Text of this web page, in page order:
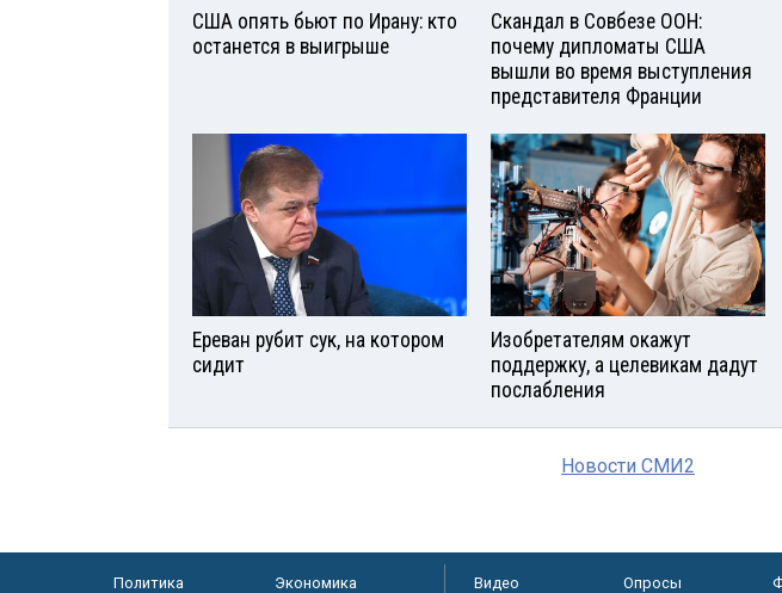
США опять бьют по Ирану: кто
останется в выигрыше
Скандал в Совбезе ООН:
почему дипломаты США
вышли во время выступления
представителя Франции
Ереван рубит сук, на котором
сидит
Изобретателям окажут
поддержку, а целевикам дадут
послабления
Новости СМИ2
Политика Экономика Видео Опросы